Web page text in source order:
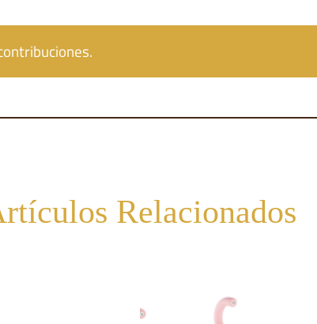
Relacionados